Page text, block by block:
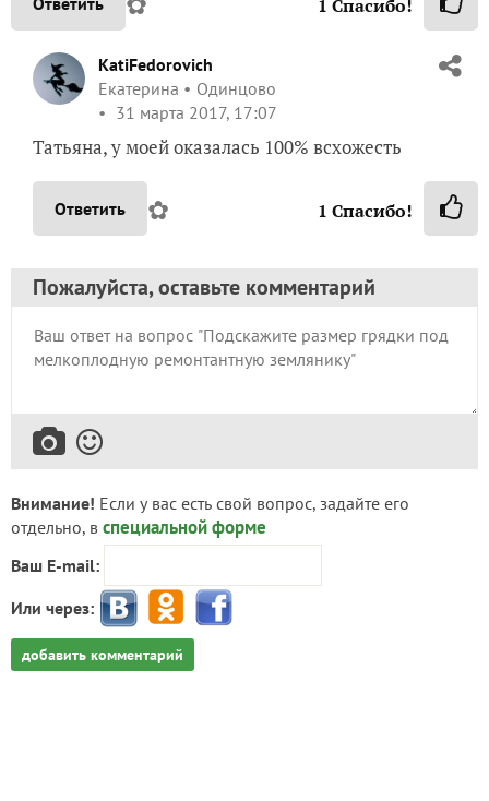
1 Спасибо!
KatiFedorovich
Екатерина
Одинцово
31 марта 2017, 17:07
Татьяна, у моей оказалась 100% всхожесть
Ответить ✿ 1 Спасибо!
Пожалуйста, оставьте комментарий
Внимание! Если у вас есть свой вопрос, задайте его
отдельно, в специальной форме
Ваш E-mail:
Или через:
добавить комментарий